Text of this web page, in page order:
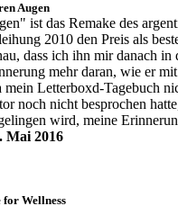
Augen
ist das Remake des
2010 den Preis als
dass ich ihn mir danach in
mehr daran, wie er
mein Letterboxd-Tagebuch
noch nicht besprochen
wird, meine
Mai 2016
for Wellness